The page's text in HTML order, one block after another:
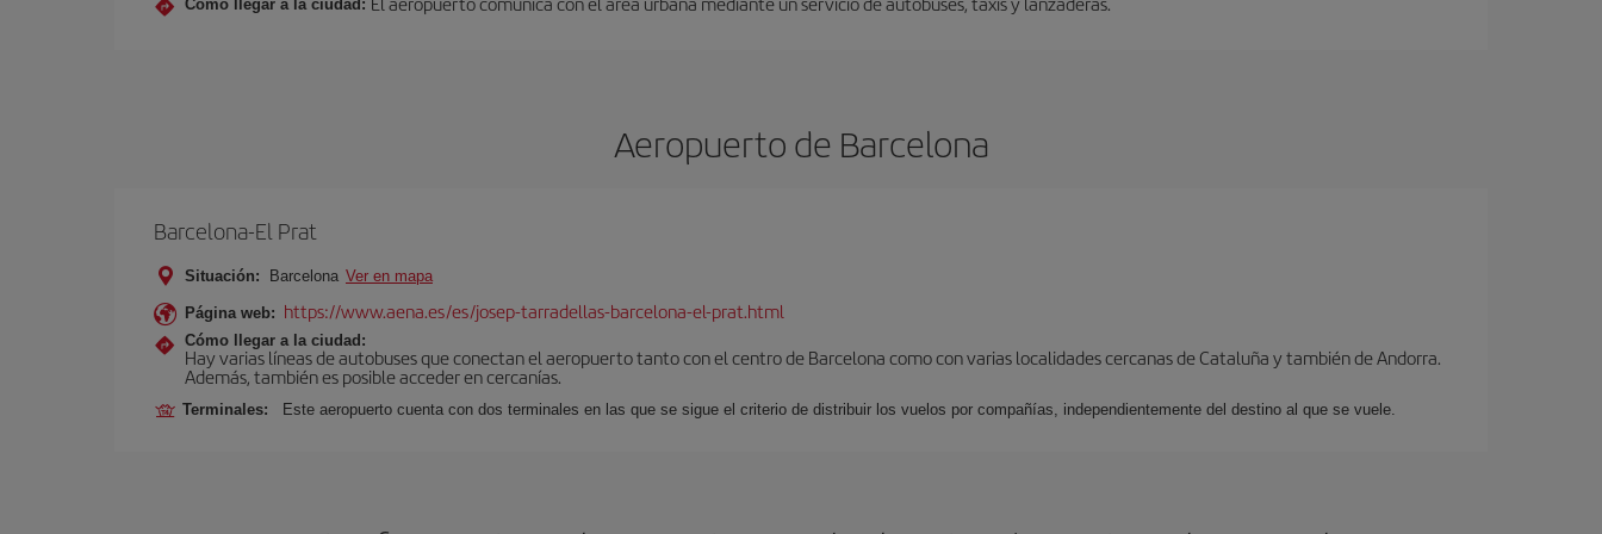
Cómo llegar a la ciudad:
Aeropuerto de Barcelona
Barcelona-El Prat
Situación: Barcelona Ver en mapa
Página web: https://www.aena.es/es/josep-tarradellas-barcelona-el-prat.html
Cómo llegar a la ciudad:
Hay varias líneas de autobuses que conectan el aeropuerto tanto con el centro de Barcelona como con varias localidades cercanas de Cataluña y también de Andorra.
Además, también es posible acceder en cercanías.
Terminales: Este aeropuerto cuenta con dos terminales en las que se sigue el criterio de distribuir los vuelos por compañías, independientemente del destino al que se vuele.